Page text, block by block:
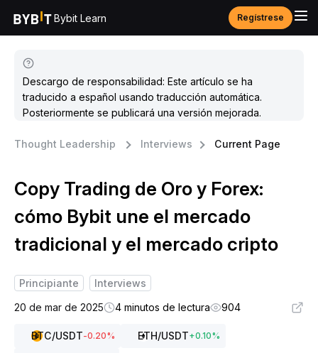
Bybit Learn Regístrese
Descargo de responsabilidad: Este artículo se ha
traducido a español usando traducción automática.
Posteriormente se publicará una versión mejorada.
Thought Leadership Interviews Current Page
Copy Trading de Oro y Forex:
cómo Bybit une el mercado
tradicional y el mercado cripto
Principiante
Interviews
20 de mar de 2025
4 minutos de lectura 904
BTC/USDT-0.20% ETH/USDT+0.10%